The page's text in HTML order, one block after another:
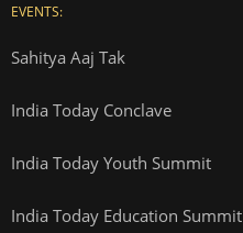
EVENTS:
Sahitya Aaj Tak
India Today Conclave
India Today Youth Summit
India Today Education Summit